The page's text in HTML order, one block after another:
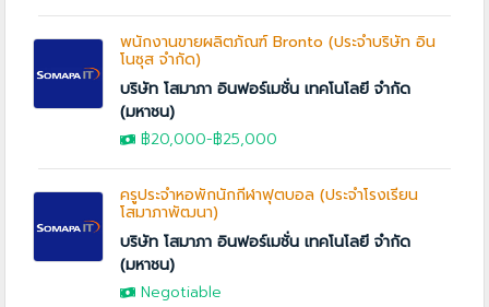
พนักงานขายผลิตภัณฑ์ Bronto (ประจำบริษัท อิน
โนซุส จำกัด)
บริษัท โสมาภา อินฟอร์เมชั่น เทคโนโลยี จำกัด
(มหาชน)
฿20,000-฿25,000
ครูประจำหอพักนักกีฬาฟุตบอล (ประจำโรงเรียน
โสมาภาพัฒนา)
บริษัท โสมาภา อินฟอร์เมชั่น เทคโนโลยี จำกัด
(มหาชน)
Negotiable